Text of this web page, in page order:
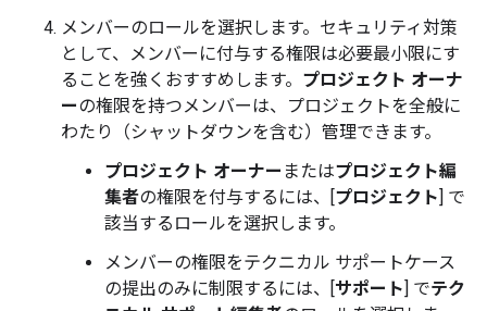
メンバーのロールを選択します。セキュリティ対策
として、メンバーに付与する権限は必要最小限にす
ることを強くおすすめします。 プロジェクト オーナ
ーの権限を持つメンバーは、プロジェクトを全般に
わたり（シャットダウンを含む）管理できます。
プロジェクト オーナー またはプロジェクト編
集者の権限を付与するには、[プロジェクト] で
該当するロールを選択します。
メンバーの権限をテクニカル サポートケース
の提出のみに制限するには、[サポート] でテク